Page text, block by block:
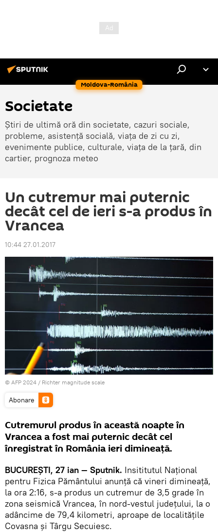
Moldova-România
Societate
Știri de ultimă oră din societate, cazuri sociale,
probleme, asistență socială, viața de zi cu zi,
evenimente publice, culturale, viața de la țară, din
cartier, prognoza meteo
Un cutremur mai puternic
decât cel de ieri s-a produs în
Vrancea
10:44 27.01.2017
© AFP 2024 / Richter magnitude scale
Abonare
Cutremurul produs în această noapte în
Vrancea a fost mai puternic decât cel
înregistrat în România ieri dimineață.
BUCUREŞTI, 27 ian — Sputnik. Insititutul Naţional
pentru Fizica Pământului anunţă că vineri dimineaţă,
la ora 2:16, s-a produs un cutremur de 3,5 grade în
zona seismică Vrancea, în nord-vestul judeţului, la o
adâncime de 79,4 kilometri, aproape de localităţile
Covasna şi Târgu Secuiesc.